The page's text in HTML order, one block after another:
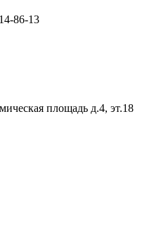
86-13
площадь д.4, эт.18